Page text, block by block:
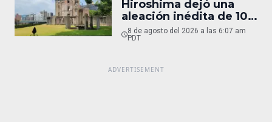
Hiroshima dejó una
aleación inédita de 10
micras
8 de agosto del 2026 a las 6:07 am
PDT